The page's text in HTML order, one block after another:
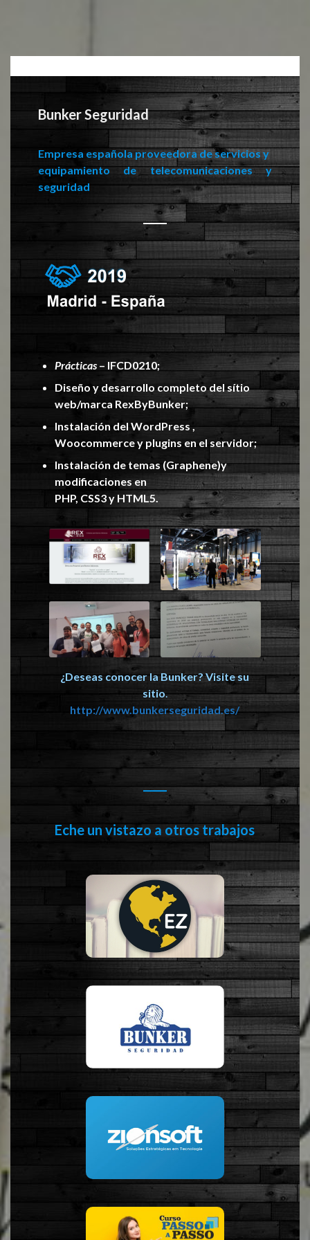
Bunker Seguridad
Empresa española proveedora deservicios y
equipamiento de telecomunicaciones y
seguridad
Prácticas – IFCD0210;
Diseño y desarrollo completo del sítio
web/marca RexByBunker;
Instalación del WordPress ,
Woocommerce y plugins en el servidor;
Instalación de temas (Graphene)y
modificaciones en
PHP, CSS3 y HTML5.
¿Deseas conocer la Bunker? Visite su
sitio.
http://www.bunkerseguridad.es/
Eche un vistazo a otros trabajos